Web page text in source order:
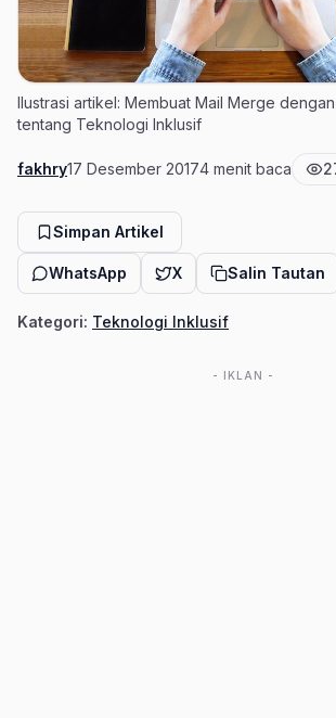
Ilustrasi artikel: Membuat Mail Merge
tentang Teknologi Inklusif
Penulis
fakhryTanggal terbit
17 Desember 2017Estimasi waktu
4 menit baca
Simpan Artikel
WhatsApp X Salin Tautan
Kategori: Teknologi Inklusif
- IKLAN -